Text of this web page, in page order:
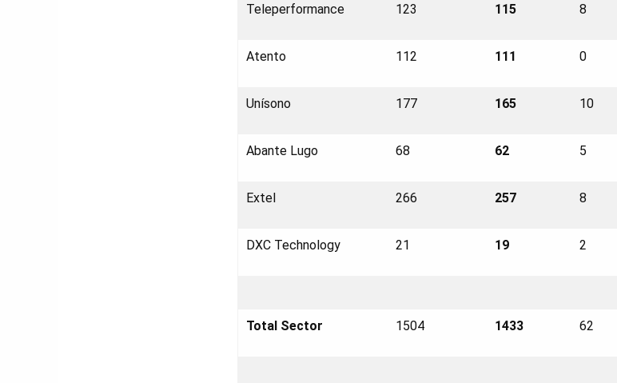
Teleperformance 123 115 8
Atento 112 111 0
Unísono 177 165 10
Abante Lugo 68 62 5
Extel 266 257 8
DXC Technology 21 19 2
Total Sector 1504 1433 62